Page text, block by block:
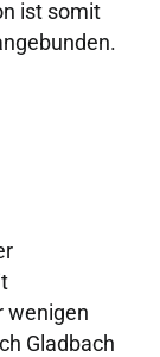
ist somit
wenigen
Gladbach